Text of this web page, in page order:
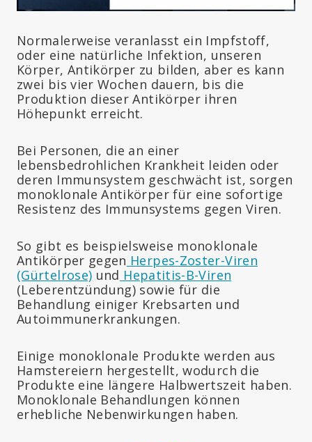
Normalerweise veranlasst ein Impfstoff,
oder eine natürliche Infektion, unseren
Körper, Antikörper zu bilden, aber es kann
zwei bis vier Wochen dauern, bis die
Produktion dieser Antikörper ihren
Höhepunkt erreicht.
Bei Personen, die an einer
lebensbedrohlichen Krankheit leiden oder
deren Immunsystem geschwächt ist, sorgen
monoklonale Antikörper für eine sofortige
Resistenz des Immunsystems gegen Viren.
So gibt es beispielsweise monoklonale
Antikörper gegen Herpes-Zoster-Viren
(Gürtelrose) und Hepatitis-B-Viren
(Leberentzündung) sowie für die
Behandlung einiger Krebsarten und
Autoimmunerkrankungen.
Einige monoklonale Produkte werden aus
Hamstereiern hergestellt, wodurch die
Produkte eine längere Halbwertszeit haben.
Monoklonale Behandlungen können
erhebliche Nebenwirkungen haben.